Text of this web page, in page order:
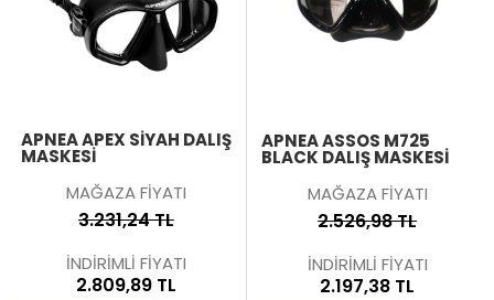
APNEA APEX SIYAH DALIŞ
MASKESI
MAĞAZA FİYATI
3.231,24 TL
İNDİRİMLİ FİYATI
2.809,89 TL
APNEA ASSOS M725
BLACK DALIŞ MASKESI
MAĞAZA FİYATI
2.526,98 TL
İNDİRİMLİ FİYATI
2.197,38 TL